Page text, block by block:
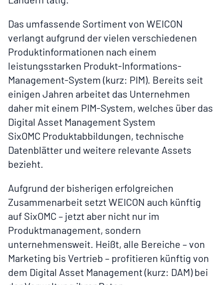
Das umfassende Sortiment von WEICON
verlangt aufgrund der vielen verschiedenen
Produktinformationen nach einem
leistungsstarken Produkt-Informations-
Management-System (kurz: PIM). Bereits seit
einigen Jahren arbeitet das Unternehmen
daher mit einem PIM-System, welches über das
Digital Asset Management System
SixOMC Produktabbildungen, technische
Datenblätter und weitere relevante Assets
bezieht.
Aufgrund der bisherigen erfolgreichen
Zusammenarbeit setzt WEICON auch künftig
auf SixOMC – jetzt aber nicht nur im
Produktmanagement, sondern
unternehmensweit. Heißt, alle Bereiche – von
Marketing bis Vertrieb – profitieren künftig von
dem Digital Asset Management(kurz: DAM) bei